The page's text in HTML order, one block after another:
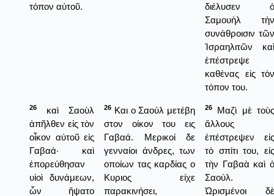
τόπον αὐτοῦ.
διέλυσεν ὁ
Σαμουὴλ τὴν
συνάθροισιν τῶν
Ἰσραηλιτῶν καὶ
ἐπέστρεψε
καθένας εἰς τὸν
τόπον του.
26
καὶ Σαοὺλ
ἀπῆλθεν εἰς τὸν
οἶκον αὐτοῦ εἰς
Γαβαά· καὶ
ἐπορεύθησαν
υἱοὶ δυνάμεων,
ὧν ἥψατο
26 Και ο Σαούλ μετέβη
στον οίκον του εις
Γαβαά. Μερικοί δε
γενναίοι άνδρες, των
οποίων τας καρδίας ο
Κυριος είχε
παρακινήσει,
26
Μαζὶ μὲ τοὺς
ἄλλους
ἐπέστρεψεν εἰς
τὸ σπίτι του, εἰς
τὴν Γαβαὰ καὶ ὁ
Σαούλ.
Ὡρισμένοι δὲ